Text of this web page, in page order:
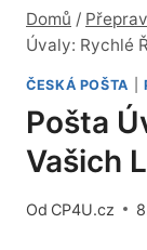
Domů /
Úvaly: Rychlé
ČESKÁ POŠTA
Pošta
Vašich
Od CP4U.cz